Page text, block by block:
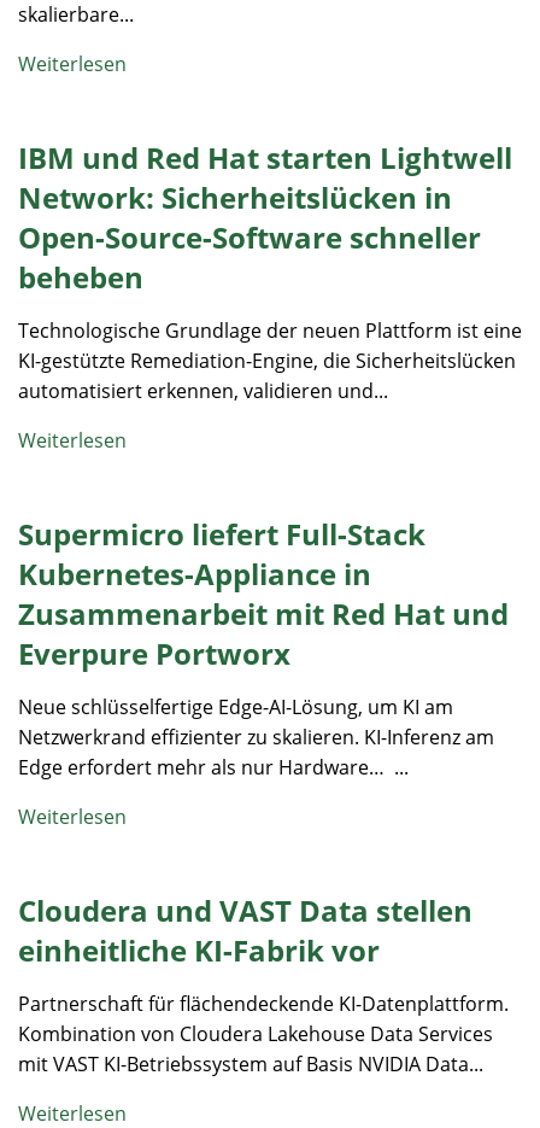
skalierbare...
Weiterlesen
IBM und Red Hat starten Lightwell
Network: Sicherheitslücken in
Open-Source-Software schneller
beheben
Technologische Grundlage der neuen Plattform ist eine
KI-gestützte Remediation-Engine, die Sicherheitslücken
automatisiert erkennen, validieren und...
Weiterlesen
Supermicro liefert Full-Stack
Kubernetes-Appliance in
Zusammenarbeit mit Red Hat und
Everpure Portworx
Neue schlüsselfertige Edge-AI-Lösung, um KI am
Netzwerkrand effizienter zu skalieren. KI-Inferenz am
Edge erfordert mehr als nur Hardware… ...
Weiterlesen
Cloudera und VAST Data stellen
einheitliche KI-Fabrik vor
Partnerschaft für flächendeckende KI-Datenplattform.
Kombination von Cloudera Lakehouse Data Services
mit VAST KI-Betriebssystem auf Basis NVIDIA Data...
Weiterlesen